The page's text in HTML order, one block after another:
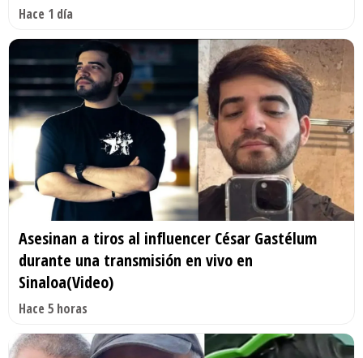
Hace 1 día
Asesinan a tiros al influencer César Gastélum
durante una transmisión en vivo en
Sinaloa(Video)
Hace 5 horas